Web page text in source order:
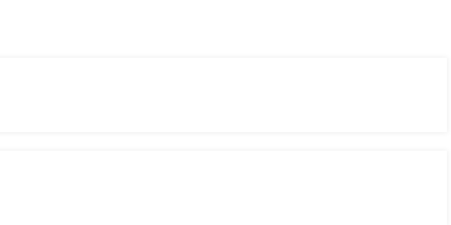
senza complicazioni.
del mercato.
piattaforme e dApp.